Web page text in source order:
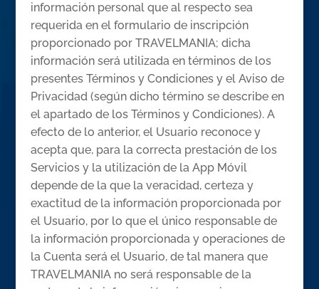
información personal que al respecto sea
requerida en el formulario de inscripción
proporcionado por TRAVELMANIA; dicha
información será utilizada en términos de los
presentes Términos y Condiciones y el Aviso de
Privacidad (según dicho término se describe en
el apartado de los Términos y Condiciones). A
efecto de lo anterior, el Usuario reconoce y
acepta que, para la correcta prestación de los
Servicios y la utilización de la App Móvil
depende de la que la veracidad, certeza y
exactitud de la información proporcionada por
el Usuario, por lo que el único responsable de
la información proporcionada y operaciones de
la Cuenta será el Usuario, de tal manera que
TRAVELMANIA no será responsable de la